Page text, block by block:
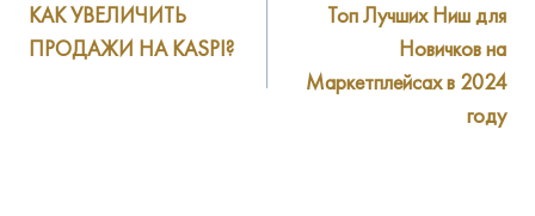
по
записям
КАК УВЕЛИЧИТЬ
ПРОДАЖИ НА KASPI?
Топ Лучших Ниш для
Новичков на
Маркетплейсах в 2024
году